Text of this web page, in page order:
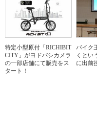
特定小型原付「RICHIBIT
CITY」がヨドバシカメラ
の一部店舗にて販売をス
タート！
バイク
くとい
に出前